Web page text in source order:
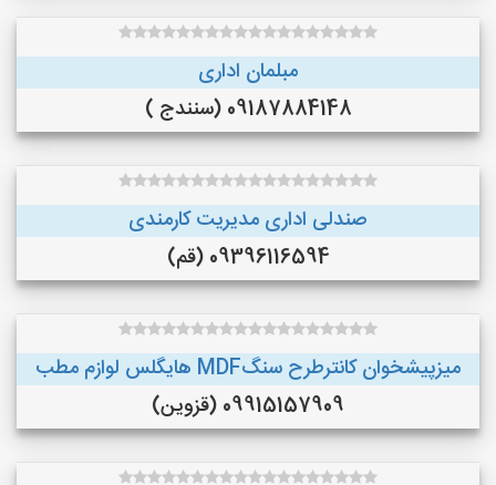
مبلمان اداری
09187884148 (سنندج )
صندلی اداری مدیریت کارمندی
09396116594 (قم)
میزپیشخوان کانترطرح سنگMDF هایگلس لوازم مطب
09915157909 (قزوین)